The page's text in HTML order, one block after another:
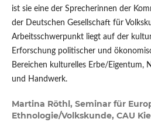
ist sie eine der Sprecherinnen der
der Deutschen Gesellschaft für
Arbeitsschwerpunkt liegt auf der
Erforschung politischer und
Bereichen kulturelles Erbe/Eigentum,
und Handwerk.
Martina Röthl, Seminar für
Ethnologie/Volkskunde, CAU